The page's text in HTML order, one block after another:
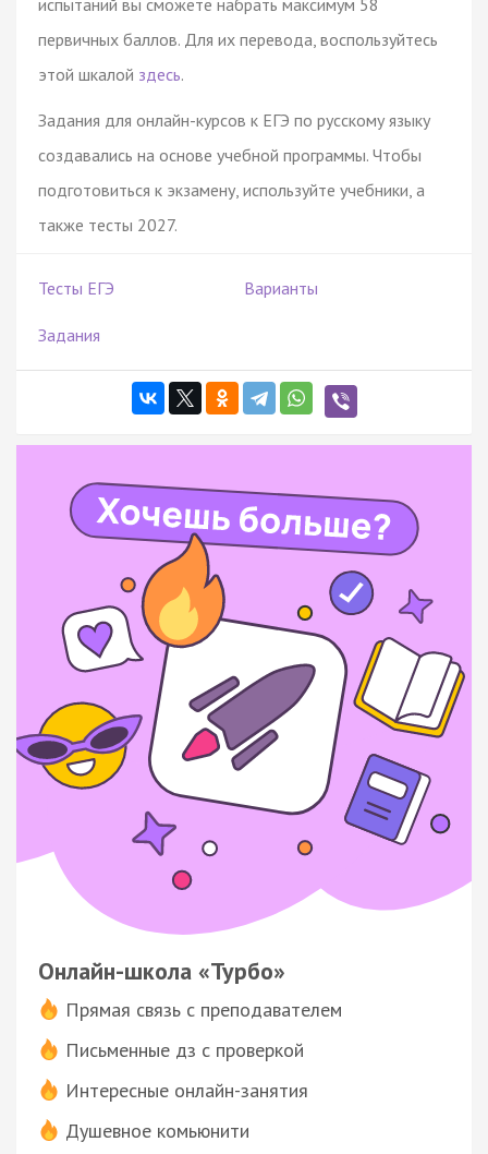
первичных баллов. Для их перевода, воспользуйтесь
этой шкалой здесь.
Задания для онлайн-курсов к ЕГЭ по русскому языку
создавались на основе учебной программы. Чтобы
подготовиться к экзамену, используйте учебники, а
также тесты 2027.
Тесты ЕГЭ Варианты
Задания
Онлайн-школа «Турбо»
Прямая связь с преподавателем
Письменные дз с проверкой
Интересные онлайн-занятия
Душевное комьюнити